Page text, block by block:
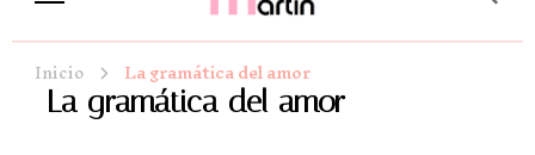
Novela Romántica y Lifestyle
Inicio La gramática del amor
La gramática del amor